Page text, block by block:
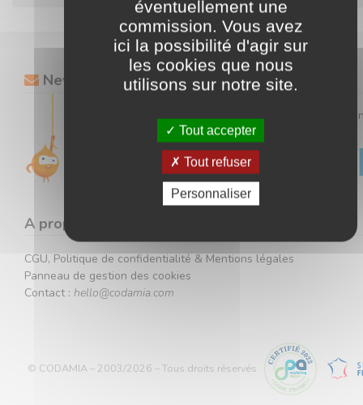
Newsletter
Gardez un œil sur toutes nos offres en vous inscrivant à
Votre adresse ne sera jamais communiquée à des tiers.
A propos
CGU, Politique de confidentialité & Mentions légales
Panneau de gestion des cookies
Contact : hello@codamia.com
© CODAMIA – 2003/2026 – Tous droits réservés
éventuellement une
commission. Vous avez
ici la possibilité d'agir sur
les cookies que nous
utilisons sur notre site.
Tout accepter
Tout refuser
Personnaliser